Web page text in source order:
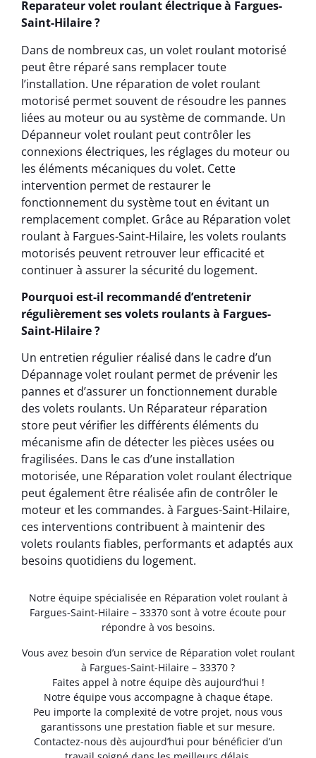
Reparateur volet roulant électrique à Fargues-
Saint-Hilaire ?
Dans de nombreux cas, un volet roulant motorisé
peut être réparé sans remplacer toute
l’installation. Une réparation de volet roulant
motorisé permet souvent de résoudre les pannes
liées au moteur ou au système de commande. Un
Dépanneur volet roulant peut contrôler les
connexions électriques, les réglages du moteur ou
les éléments mécaniques du volet. Cette
intervention permet de restaurer le
fonctionnement du système tout en évitant un
remplacement complet. Grâce au Réparation volet
roulant à Fargues-Saint-Hilaire, les volets roulants
motorisés peuvent retrouver leur efficacité et
continuer à assurer la sécurité du logement.
Pourquoi est-il recommandé d’entretenir
régulièrement ses volets roulants à Fargues-
Saint-Hilaire ?
Un entretien régulier réalisé dans le cadre d’un
Dépannage volet roulant permet de prévenir les
pannes et d’assurer un fonctionnement durable
des volets roulants. Un Réparateur réparation
store peut vérifier les différents éléments du
mécanisme afin de détecter les pièces usées ou
fragilisées. Dans le cas d’une installation
motorisée, une Réparation volet roulant électrique
peut également être réalisée afin de contrôler le
moteur et les commandes. à Fargues-Saint-Hilaire,
ces interventions contribuent à maintenir des
volets roulants fiables, performants et adaptés aux
besoins quotidiens du logement.
Notre équipe spécialisée en Réparation volet roulant à
Fargues-Saint-Hilaire – 33370 sont à votre écoute pour
répondre à vos besoins.
Vous avez besoin d’un service de Réparation volet roulant
à Fargues-Saint-Hilaire – 33370 ?
Faites appel à notre équipe dès aujourd’hui !
Notre équipe vous accompagne à chaque étape.
Peu importe la complexité de votre projet, nous vous
garantissons une prestation fiable et sur mesure.
Contactez-nous dès aujourd’hui pour bénéficier d’un